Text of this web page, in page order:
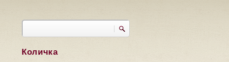
Търси
Количка